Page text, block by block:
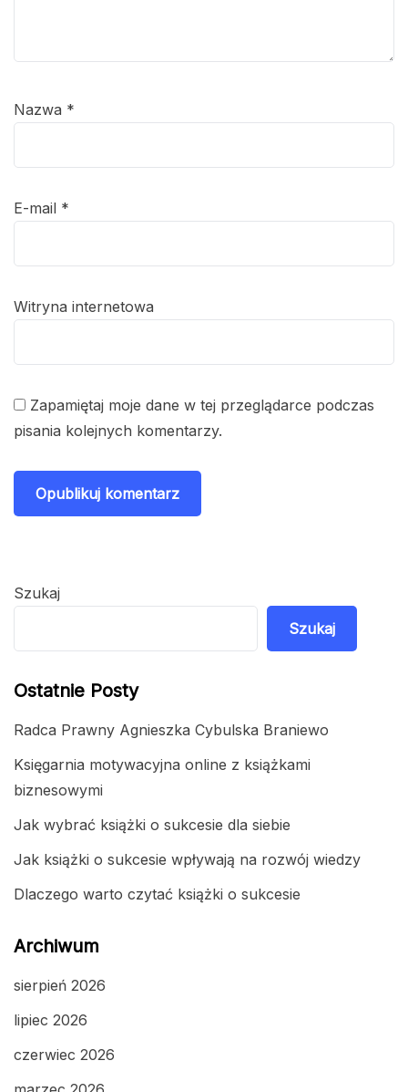
Nazwa *
E-mail *
Witryna internetowa
Zapamiętaj moje dane w tej przeglądarce podczas
pisania kolejnych komentarzy.
Szukaj
Szukaj
Ostatnie Posty
Radca Prawny Agnieszka Cybulska Braniewo
Księgarnia motywacyjna online z książkami
biznesowymi
Jak wybrać książki o sukcesie dla siebie
Jak książki o sukcesie wpływają na rozwój wiedzy
Dlaczego warto czytać książki o sukcesie
Archiwum
sierpień 2026
lipiec 2026
czerwiec 2026